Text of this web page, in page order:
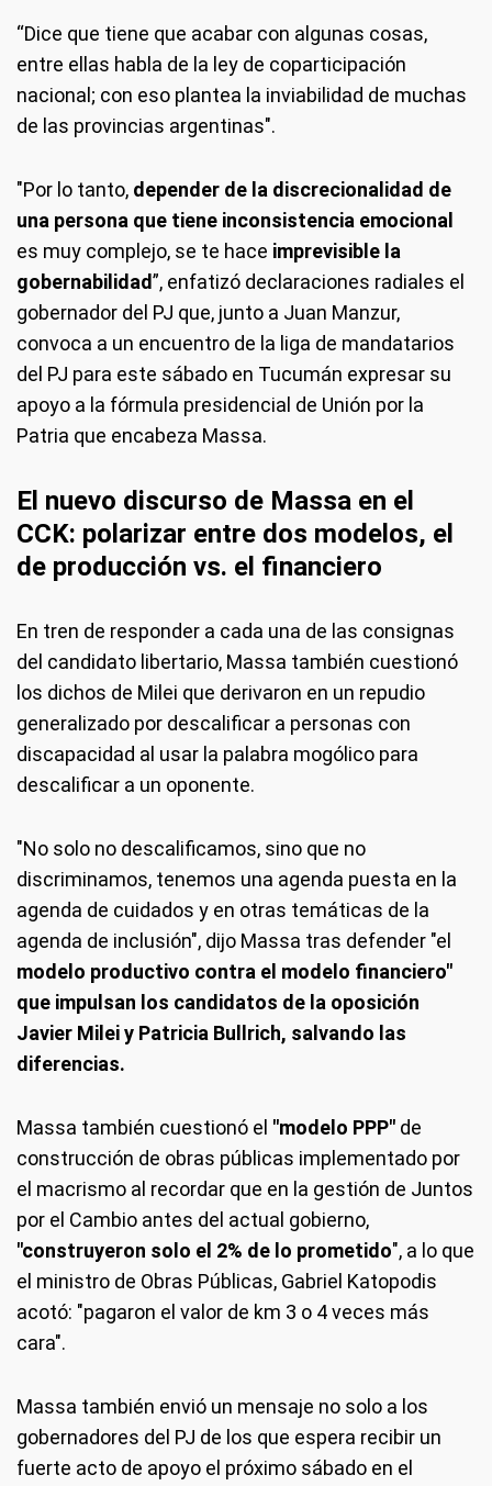
“Dice que tiene que acabar con algunas cosas,
entre ellas habla de la ley de coparticipación
nacional; con eso plantea la inviabilidad de muchas
de las provincias argentinas".
"Por lo tanto, depender de la discrecionalidad de
una persona que tiene inconsistencia emocional
es muy complejo, se te hace imprevisible la
gobernabilidad”, enfatizó declaraciones radiales el
gobernador del PJ que, junto a Juan Manzur,
convoca a un encuentro de la liga de mandatarios
del PJ para este sábado en Tucumán expresar su
apoyo a la fórmula presidencial de Unión por la
Patria que encabeza Massa.
El nuevo discurso de Massa en el
CCK: polarizar entre dos modelos, el
de producción vs. el financiero
En tren de responder a cada una de las consignas
del candidato libertario, Massa también cuestionó
los dichos de Milei que derivaron en un repudio
generalizado por descalificar a personas con
discapacidad al usar la palabra mogólico para
descalificar a un oponente.
"No solo no descalificamos, sino que no
discriminamos, tenemos una agenda puesta en la
agenda de cuidados y en otras temáticas de la
agenda de inclusión", dijo Massa tras defender "el
modelo productivo contra el modelo financiero"
que impulsan los candidatos de la oposición
Javier Milei y Patricia Bullrich, salvando las
diferencias.
Massa también cuestionó el "modelo PPP" de
construcción de obras públicas implementado por
el macrismo al recordar que en la gestión de Juntos
por el Cambio antes del actual gobierno,
"construyeron solo el 2% de lo prometido", a lo que
el ministro de Obras Públicas, Gabriel Katopodis
acotó: "pagaron el valor de km 3 o 4 veces más
cara".
Massa también envió un mensaje no solo a los
gobernadores del PJ de los que espera recibir un
fuerte acto de apoyo el próximo sábado en el